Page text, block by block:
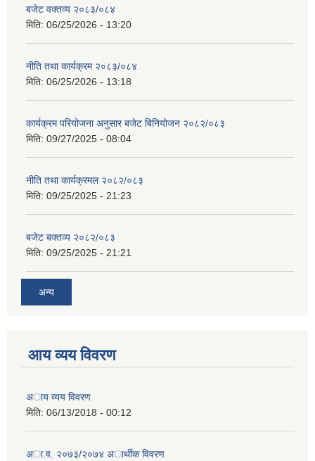
बजेट वक्तव्य २०८३/०८४
मिति: 06/25/2026 - 13:20
नीति तथा कार्यक्रम २०८३/०८४
मिति: 06/25/2026 - 13:18
कार्यक्रम परियोजना अनुसार बजेट बिनियोजन २०८२/०८३
मिति: 09/27/2025 - 08:04
नीति तथा कार्यक्रमल २०८२/०८३
मिति: 09/25/2025 - 21:23
बजेट बक्तव्य २०८२/०८३
मिति: 09/25/2025 - 21:21
अन्य
आय व्यय विवरण
अाय व्यय विवरण
मिति: 06/13/2018 - 00:12
अा.व. २०७३/२०७४ अार्थीक विवरण